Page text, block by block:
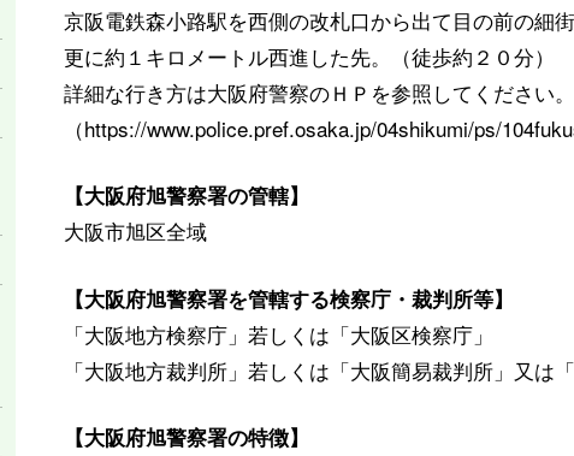
京阪電鉄森小路駅を西側の改札口から出て目の前の細
更に約１キロメートル西進した先。（徒歩約２０分）
詳細な行き方は大阪府警察のＨＰを参照してください。
（https://www.police.pref.osaka.jp/04shikumi/ps/
【大阪府旭警察署の管轄】
大阪市旭区全域
【大阪府旭警察署を管轄する検察庁・裁判所等】
「大阪地方検察庁」若しくは「大阪区検察庁」
「大阪地方裁判所」若しくは「大阪簡易裁判所」又は
【大阪府旭警察署の特徴】